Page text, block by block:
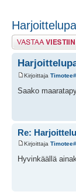
Lähetä vastaus
Kirjoittaja
Saako
Re:
Kirjoittaja
Hyvinkäällä